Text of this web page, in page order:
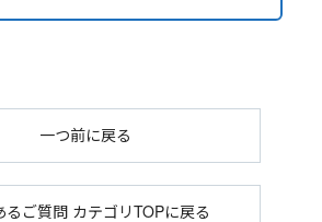
一つ前に戻る
るご質問 カテゴリTOPに戻る